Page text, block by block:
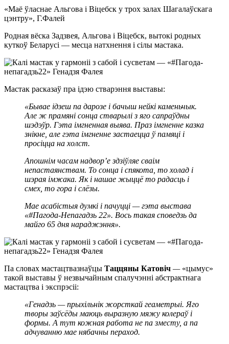
«Маё ўласнае Альгова і Віцебск у трох залах Шагалаўскага
цэнтру», Г.Фалей
Родная вёска Задзвея, Альгова і Віцебск, вытокі родных
куткоў Беларусі — месца натхнення і сілы мастака.
Мастак расказаў пра ідэю стварэння выставы:
«Бывае ідзеш па дарозе і бачыш нейкі каменьчык.
Але ж прамяні сонца стварылі з яго сапраўдны
шэдэўр. Гэта імгненная выява. Праз імгненне казка
знікне, але гэта імгненне застаецца ў памяці і
просіцца на холст.
Апошнім часам надвор’е здзіўляе сваім
непастаянствам. То сонца і спякота, то холад і
шэрая імжака. Як і нашае жыццё то радасць і
смех, то гора і слёзы.
Мае асабістыя думкі і пачуцці — гэта выстава
«#Пагода-Непагадзь 22». Вось такая споведзь да
майго 65 дня нараджэння».
Па словах мастацтвазнаўцы Таццяны Катовіч — «цымус»
такой выставы ў незвычайным спалучэнні абстрактнага
мастацтва і экспрэсіі:
«Генадзь — прыхільнік жорсткай геаметрыі. Яго
творы заўсёды маюць выразную мяжу колераў і
формы. А тут кожная работа не па зместу, а па
адчуванню мае нябачны пераход.